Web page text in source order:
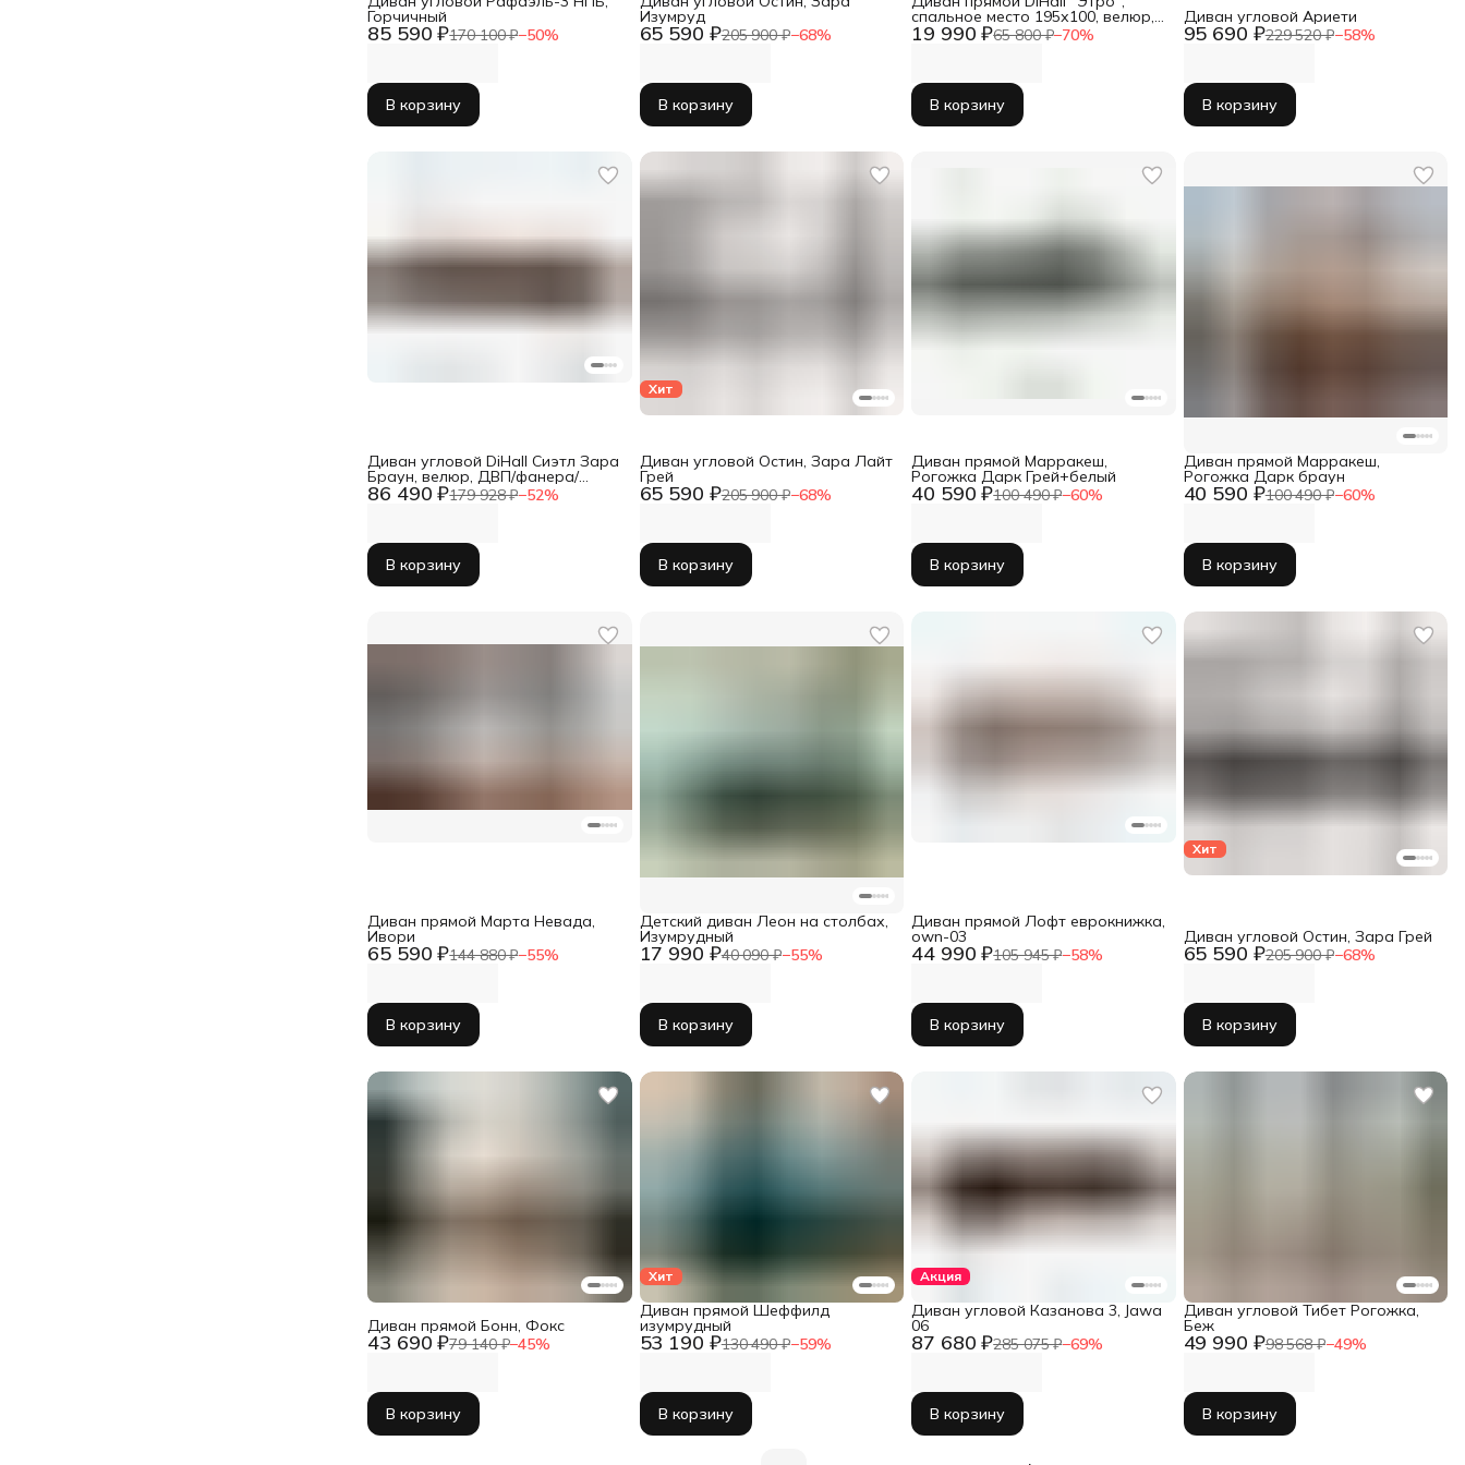
85 590 ₽170 100 ₽−50%
Горчичный
В корзину
65 590 ₽205 900 ₽−68%
Изумруд
В корзину
19 990 ₽65 800 ₽−70%
спальное место 195х100, велюр,
бежевый
В корзину
95 690 ₽229 520 ₽−58%
Диван угловой Ариети
В корзину
86 490 ₽179 928 ₽−52%
Диван угловой DiHall Сиэтл Зара
Браун, велюр, ДВП/фанера/
ЛДСП, механизм еврокнижка
В корзину
Хит
65 590 ₽205 900 ₽−68%
Диван угловой Остин, Зара Лайт
Грей
В корзину
40 590 ₽100 490 ₽−60%
Диван прямой Марракеш,
Рогожка Дарк Грей+белый
В корзину
40 590 ₽100 490 ₽−60%
Диван прямой Марракеш,
Рогожка Дарк браун
В корзину
65 590 ₽144 880 ₽−55%
Диван прямой Марта Невада,
Ивори
В корзину
17 990 ₽40 090 ₽−55%
Детский диван Леон на столбах,
Изумрудный
В корзину
44 990 ₽105 945 ₽−58%
Диван прямой Лофт еврокнижка,
own-03
В корзину
Хит
65 590 ₽205 900 ₽−68%
Диван угловой Остин, Зара Грей
В корзину
43 690 ₽79 140 ₽−45%
Диван прямой Бонн, Фокс
В корзину
Хит
53 190 ₽130 490 ₽−59%
Диван прямой Шеффилд
изумрудный
В корзину
Акция
87 680 ₽285 075 ₽−69%
Диван угловой Казанова 3, Jawa
06
В корзину
49 990 ₽98 568 ₽−49%
Диван угловой Тибет Рогожка,
Беж
В корзину